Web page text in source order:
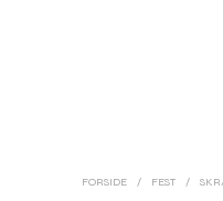
FORSIDE / FEST /